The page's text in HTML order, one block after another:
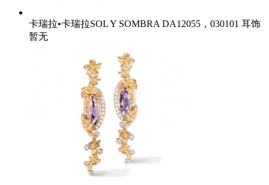
卡瑞拉•卡瑞拉SOL Y SOMBRA DA12055，030101 耳饰
暂无